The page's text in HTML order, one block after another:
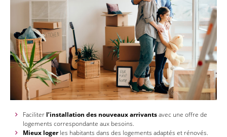
Faciliter l’installation des nouveaux arrivantsavec une offre de
logements correspondante aux besoins.
Mieux logerles habitants dans des logements adaptés et rénovés.